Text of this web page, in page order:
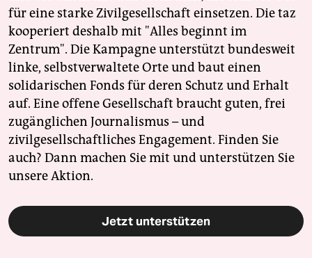
für eine starke Zivilgesellschaft einsetzen. Die taz
kooperiert deshalb mit "Alles beginnt im
Zentrum". Die Kampagne unterstützt bundesweit
linke, selbstverwaltete Orte und baut einen
solidarischen Fonds für deren Schutz und Erhalt
auf. Eine offene Gesellschaft braucht guten, frei
zugänglichen Journalismus – und
zivilgesellschaftliches Engagement. Finden Sie
auch? Dann machen Sie mit und unterstützen Sie
unsere Aktion.
Jetzt unterstützen